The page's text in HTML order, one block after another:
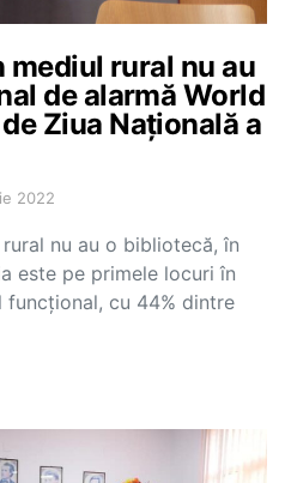
mediul rural nu au
de alarmă World
Ziua Națională a
2022
nu au o bibliotecă, în
este pe primele locuri în
funcțional, cu 44% dintre